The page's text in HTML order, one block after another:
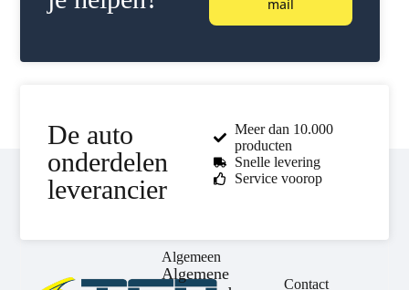
mail
De auto
onderdelen
leverancier
Meer dan 10.000
producten
Snelle levering
Service voorop
Algemeen
Algemene
Contact